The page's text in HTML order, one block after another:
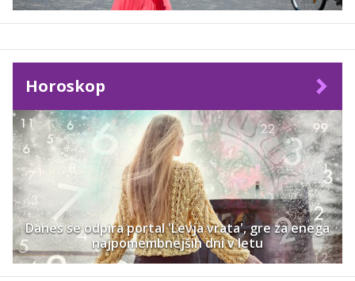
Horoskop
Danes se odpira portal 'Levja vrata', gre za enega
najpomembnejših dni v letu